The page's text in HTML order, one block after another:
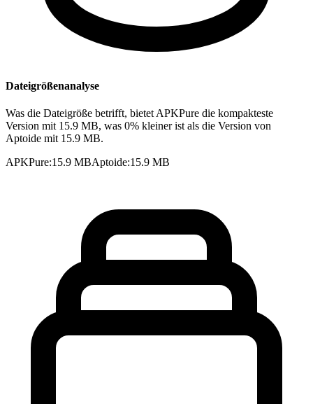
Dateigrößenanalyse
Was die Dateigröße betrifft, bietet APKPure die kompakteste
Version mit 15.9 MB, was 0% kleiner ist als die Version von
Aptoide mit 15.9 MB.
APKPure:15.9 MBAptoide:15.9 MB